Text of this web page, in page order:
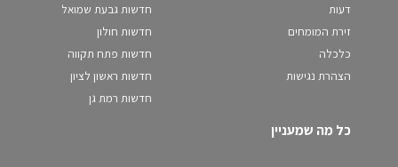
דעות
זירת המומחים
כלכלה
הצהרת נגישות
חדשות גבעת שמואל
חדשות חולון
חדשות פתח תקווה
חדשות ראשון לציון
חדשות רמת גן
כל מה שמעניין